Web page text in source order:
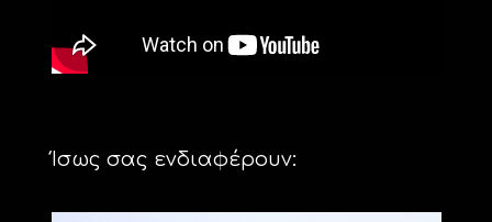
Ίσως σας ενδιαφέρουν: